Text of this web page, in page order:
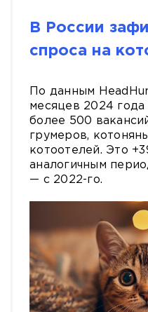
В России
спроса на
По данным
месяцев 2024
более 500
грумеров,
котоотелей. Это
аналогичным
— с 2022-го.